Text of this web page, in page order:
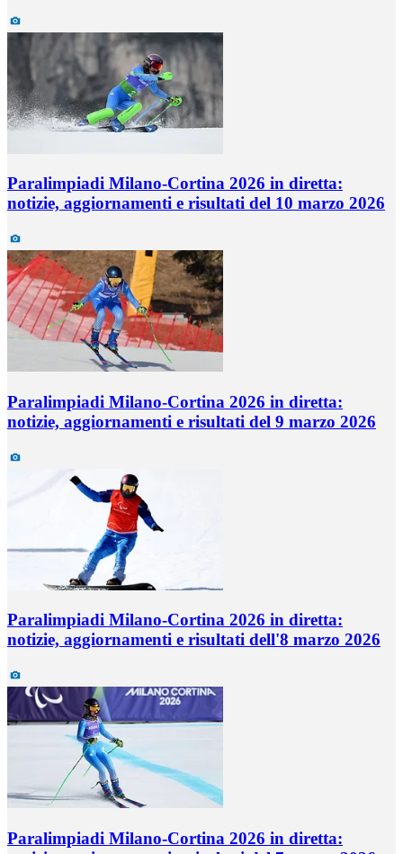
Paralimpiadi Milano-Cortina 2026 in diretta:
notizie, aggiornamenti e risultati del 10 marzo 2026
Paralimpiadi Milano-Cortina 2026 in diretta:
notizie, aggiornamenti e risultati del 9 marzo 2026
Paralimpiadi Milano-Cortina 2026 in diretta:
notizie, aggiornamenti e risultati dell'8 marzo 2026
Paralimpiadi Milano-Cortina 2026 in diretta: